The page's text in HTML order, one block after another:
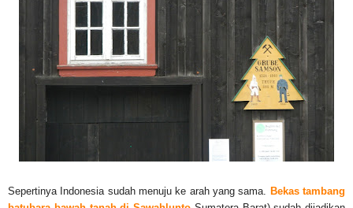
Sepertinya Indonesia sudah menuju ke arah yang sama. Bekas tambang